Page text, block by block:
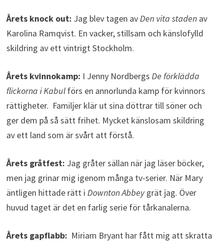
Årets knock out: Jag blev tagen avDen vita staden av
Karolina Ramqvist. En vacker, stillsam och känslofylld
skildring av ett vintrigt Stockholm.
Årets kvinnokamp: I Jenny Nordbergs De förklädda
flickorna i Kabulförs en annorlunda kamp för kvinnors
rättigheter. Familjer klär ut sina döttrar till söner och
ger dem på så sätt frihet. Mycket känslosam skildring
av ett land som är svårt att förstå.
Årets gråtfest: Jag gråter sällan när jag läser böcker,
men jag grinar mig igenom många tv-serier. När Mary
äntligen hittade rätt i Downton Abbeygrät jag. Över
huvud taget är det en farlig serie för tårkanalerna.
Årets gapflabb: Miriam Bryant har fått mig att skratta